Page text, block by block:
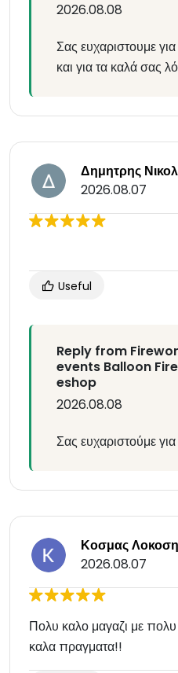
2026.08.08
Σας ευχαριστουμε
και για τα καλά σας
Δημητρης
2026.08.07
Useful
Reply from
events Balloon
eshop
2026.08.08
Σας ευχαριστούμε
Κοσμας
2026.08.07
Πολυ καλο μαγαζι με πολυ
καλα πραγματα!!